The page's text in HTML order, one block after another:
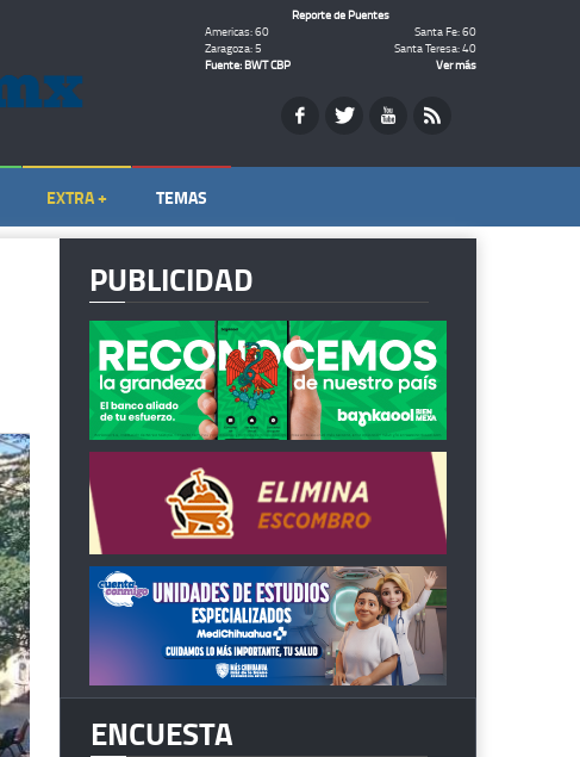
Reporte de Puentes
Americas: 60
Santa Fe: 60
Zaragoza: 5
Santa Teresa: 40
Fuente: BWT CBP
Ver más
EXTRA + TEMAS
PUBLICIDAD
ENCUESTA